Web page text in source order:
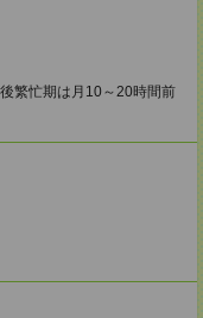
繁忙期は月10～20時間前